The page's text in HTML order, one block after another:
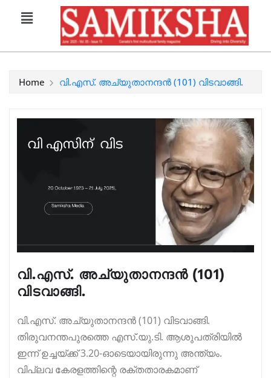
Home വി.എസ്. അച്യുതാനന്ദന്‍ (101) വിടവാങ്ങി.
വി.എസ്. അച്യുതാനന്ദന്‍ (101)
വിടവാങ്ങി.
വി.എസ്. അച്യുതാനന്ദന്‍ (101) വിടവാങ്ങി.
തിരുവനന്തപുരത്തെ എസ്.യു.ടി. ആശുപത്രിയിൽ
ഇന്ന് ഉച്ചയ്ക്ക് 3.20-ഓടെയായിരുന്നു അന്ത്യം.
വിപ്ലവ കേരളത്തിന്റെ രക്തതാരകമാണ്